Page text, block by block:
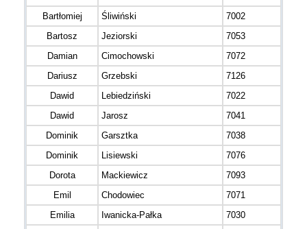
Bartłomiej
Śliwiński
7002
Bartosz
Jeziorski
7053
Damian
Cimochowski
7072
Dariusz
Grzebski
7126
Dawid
Lebiedziński
7022
Dawid
Jarosz
7041
Dominik
Garsztka
7038
Dominik
Lisiewski
7076
Dorota
Mackiewicz
7093
Emil
Chodowiec
7071
Emilia
Iwanicka-Pałka
7030